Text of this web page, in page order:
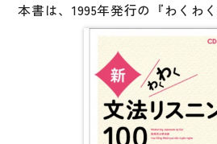
本書は、1995年発行の『わくわ
の改訂版です。
短い文や会話を、特に文法に注
味を正確に理解するタイプの教材
（ねらい１）文法の規則とその